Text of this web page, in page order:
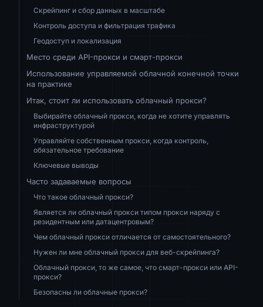
Скрейпинг и сбор данных в масштабе
Контроль доступа и фильтрация трафика
Геодоступ и локализация
Место среди API-прокси и смарт-прокси
Использование управляемой облачной конечной точки
на практике
Итак, стоит ли использовать облачный прокси?
Выбирайте облачный прокси, когда не хотите управлять
инфраструктурой
Управляйте собственным прокси, когда контроль,
обязательное требование
Ключевые выводы
Часто задаваемые вопросы
Что такое облачный прокси?
Является ли облачный прокси типом прокси наряду с
резидентным или датацентровым?
Чем облачный прокси отличается от самостоятельного?
Нужен ли мне облачный прокси для веб-скрейпинга?
Облачный прокси, то же самое, что смарт-прокси или API-
прокси?
Безопасны ли облачные прокси?